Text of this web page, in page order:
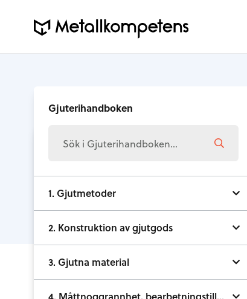
Gjuterihandboken
1. Gjutmetoder
2. Konstruktion av gjutgods
3. Gjutna material